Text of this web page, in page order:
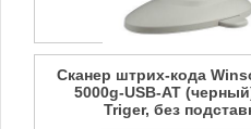
Сканер штрих-кода
5000g-USB-AT
Triger, без